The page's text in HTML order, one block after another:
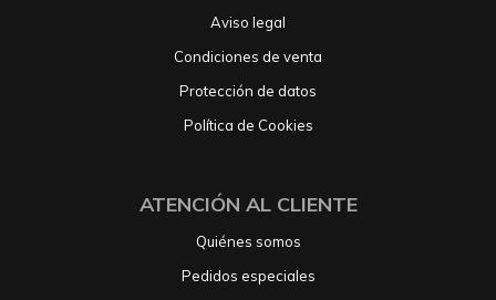
Aviso legal
Condiciones de venta
Protección de datos
Política de Cookies
ATENCIÓN AL CLIENTE
Quiénes somos
Pedidos especiales